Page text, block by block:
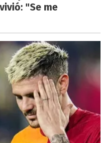
"Se me